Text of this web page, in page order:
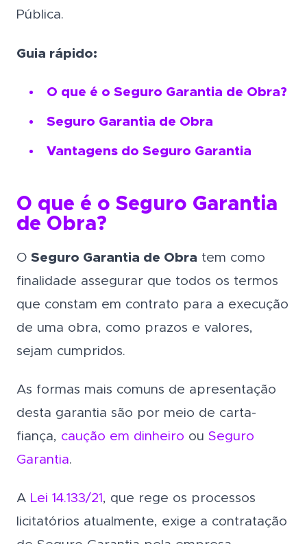
Pública.
Guia rápido:
O que é o Seguro Garantia de Obra?
Seguro Garantia de Obra
Vantagens do Seguro Garantia
O que é o Seguro Garantia
de Obra?
O Seguro Garantia de Obra tem como
finalidade assegurar que todos os termos
que constam em contrato para a execução
de uma obra, como prazos e valores,
sejam cumpridos.
As formas mais comuns de apresentação
desta garantia são por meio de carta-
fiança, caução em dinheiro ou Seguro
Garantia.
A Lei 14.133/21 , que rege os processos
licitatórios atualmente, exige a contratação